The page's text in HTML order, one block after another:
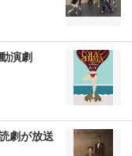
演劇
劇が放送